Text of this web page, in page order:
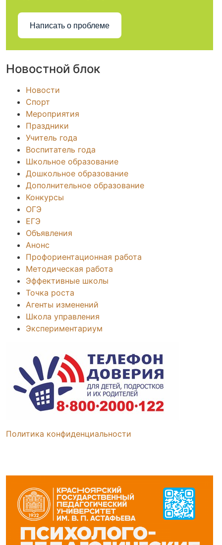
Написать о проблеме
Новостной блок
Новости
Спорт
Мероприятия
Праздники
Учитель года
Воспитатель года
Школьное образование
Дошкольное образование
Дополнительное образование
Конкурсы
ОГЭ
ЕГЭ
Объявления
Анонс
Профориентационная работа
Методическая работа
Эффективные школы
Точка роста
Агенты изменений
Школа управления
Экспериментариум
Политика конфиденциальности